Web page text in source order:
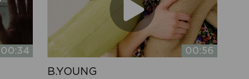
00:34 00:56
B.YOUNG